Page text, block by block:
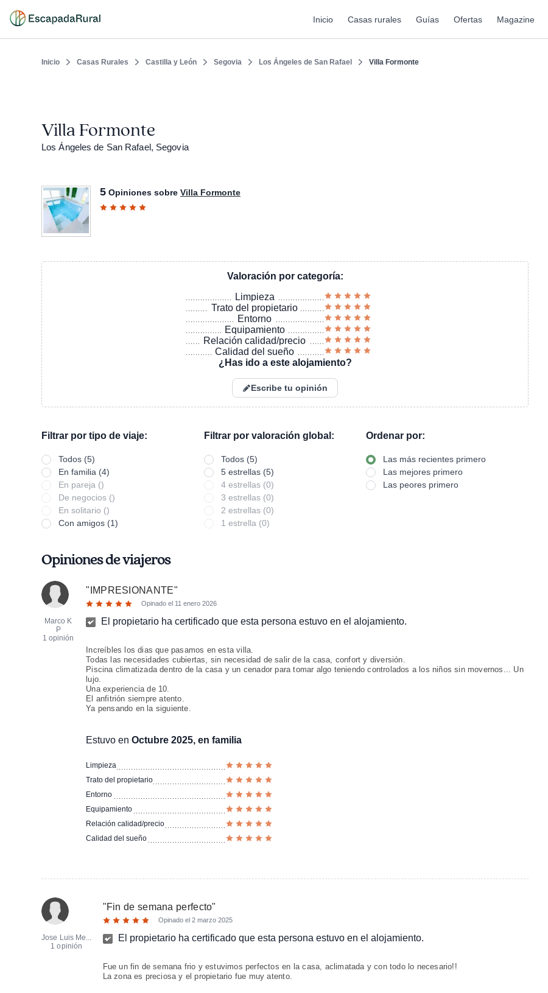
Inicio Casas rurales Guías Ofertas Magazine
Inicio Casas Rurales Castilla y León Segovia Los Ángeles de San Rafael Villa Formonte
Villa Formonte
Los Ángeles de San Rafael, Segovia
5 Opiniones sobre Villa Formonte
Valoración por categoría:
Limpieza
Trato del propietario
Entorno
Equipamiento
Relación calidad/precio
Calidad del sueño
¿Has ido a este alojamiento?
Escribe tu opinión
Filtrar por tipo de viaje:
Todos (5)
En familia (4)
En pareja ()
De negocios ()
En solitario ()
Con amigos (1)
Filtrar por valoración global:
Todos (5)
5 estrellas (5)
4 estrellas (0)
3 estrellas (0)
2 estrellas (0)
1 estrella (0)
Ordenar por:
Las más recientes primero
Las mejores primero
Las peores primero
Opiniones de viajeros
Marco K
P
1 opinión
" IMPRESIONANTE"
Opinado el 11 enero 2026
El propietario ha certificado que esta persona estuvo en el alojamiento.
Increíbles los dias que pasamos en esta villa.
Todas las necesidades cubiertas, sin necesidad de salir de la casa, confort y diversión.
Piscina climatizada dentro de la casa y un cenador para tomar algo teniendo controlados a los niños sin movernos... Un
lujo.
Una experiencia de 10.
El anfitrión siempre atento.
Ya pensando en la siguiente.
Estuvo enOctubre 2025, en familia
Limpieza
Trato del propietario
Entorno
Equipamiento
Relación calidad/precio
Calidad del sueño
Jose Luis Me...
1 opinión
"Fin de semana perfecto"
Opinado el 2 marzo 2025
El propietario ha certificado que esta persona estuvo en el alojamiento.
Fue un fin de semana frio y estuvimos perfectos en la casa, aclimatada y con todo lo necesario!!
La zona es preciosa y el propietario fue muy atento.